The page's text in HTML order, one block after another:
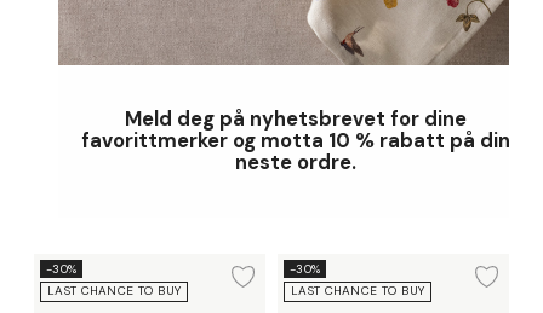
Meld deg på nyhetsbrevet for dine
favorittmerker og motta 10 % rabatt på din
neste ordre.
Håndkle 70x140 cm
-30%
LAST CHANCE TO BUY
Legg til ønskeliste
Håndkle 70x140 cm
-30%
LAST CHANCE TO BUY